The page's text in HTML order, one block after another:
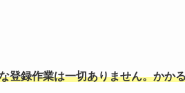
登録作業は一切ありません。かか